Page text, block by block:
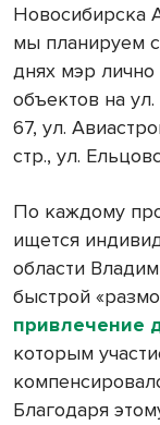
Новосибирска
мы планируем
днях мэр
объектов на
67, ул.
стр., ул.
По каждому
ищется
области
быстрой
привлечение
которым
Благодаря